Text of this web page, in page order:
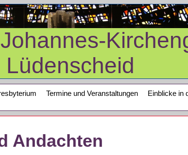
Lüdenscheid
Termine und Veranstaltungen Einblicke in
Andachten